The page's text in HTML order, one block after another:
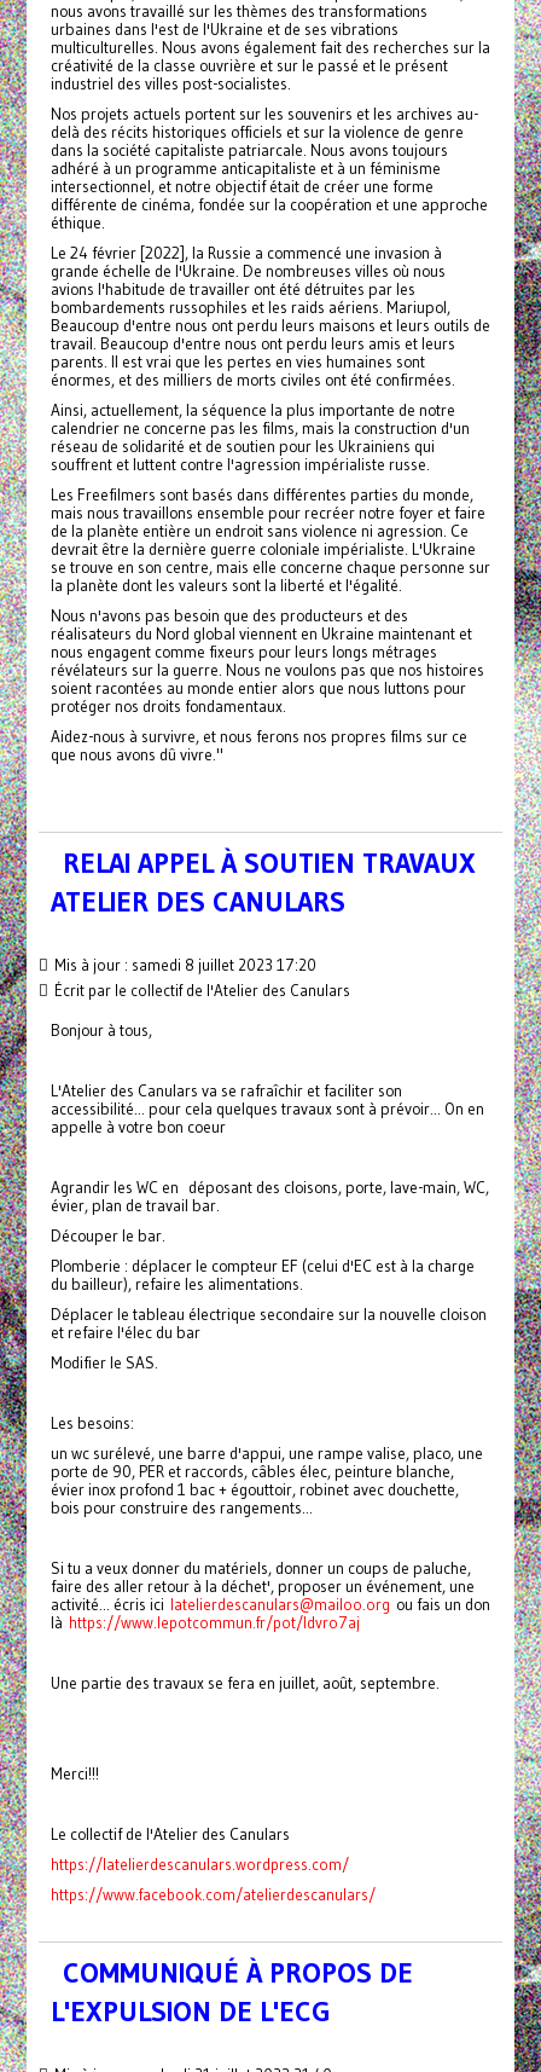
nous avons travaillé sur les thèmes des transformations
urbaines dans l'est de l'Ukraine et de ses vibrations
multiculturelles. Nous avons également fait des recherches sur la
créativité de la classe ouvrière et sur le passé et le présent
industriel des villes post-socialistes.
Nos projets actuels portent sur les souvenirs et les archives au-
delà des récits historiques officiels et sur la violence de genre
dans la société capitaliste patriarcale. Nous avons toujours
adhéré à un programme anticapitaliste et à un féminisme
intersectionnel, et notre objectif était de créer une forme
différente de cinéma, fondée sur la coopération et une approche
éthique.
Le 24 février [2022], la Russie a commencé une invasion à
grande échelle de l'Ukraine. De nombreuses villes où nous
avions l'habitude de travailler ont été détruites par les
bombardements russophiles et les raids aériens. Mariupol,
Beaucoup d'entre nous ont perdu leurs maisons et leurs outils de
travail. Beaucoup d'entre nous ont perdu leurs amis et leurs
parents. Il est vrai que les pertes en vies humaines sont
énormes, et des milliers de morts civiles ont été confirmées.
Ainsi, actuellement, la séquence la plus importante de notre
calendrier ne concerne pas les films, mais la construction d'un
réseau de solidarité et de soutien pour les Ukrainiens qui
souffrent et luttent contre l'agression impérialiste russe.
Les Freefilmers sont basés dans différentes parties du monde,
mais nous travaillons ensemble pour recréer notre foyer et faire
de la planète entière un endroit sans violence ni agression. Ce
devrait être la dernière guerre coloniale impérialiste. L'Ukraine
se trouve en son centre, mais elle concerne chaque personne sur
la planète dont les valeurs sont la liberté et l'égalité.
Nous n'avons pas besoin que des producteurs et des
réalisateurs du Nord global viennent en Ukraine maintenant et
nous engagent comme fixeurs pour leurs longs métrages
révélateurs sur la guerre. Nous ne voulons pas que nos histoires
soient racontées au monde entier alors que nous luttons pour
protéger nos droits fondamentaux.
Aidez-nous à survivre, et nous ferons nos propres films sur ce
que nous avons dû vivre."
RELAI APPEL À SOUTIEN TRAVAUX
ATELIER DES CANULARS
Mis à jour : samedi 8 juillet 2023 17:20
Écrit par le collectif de l'Atelier des Canulars
Bonjour à tous,
L'Atelier des Canulars va se rafraîchir et faciliter son
accessibilité... pour cela quelques travaux sont à prévoir... On en
appelle à votre bon coeur
Agrandir les WC en déposant des cloisons, porte, lave-main, WC,
évier, plan de travail bar.
Découper le bar.
Plomberie : déplacer le compteur EF (celui d'EC est à la charge
du bailleur), refaire les alimentations.
Déplacer le tableau électrique secondaire sur la nouvelle cloison
et refaire l'élec du bar
Modifier le SAS.
Les besoins:
un wc surélevé, une barre d'appui, une rampe valise, placo, une
porte de 90, PER et raccords, câbles élec, peinture blanche,
évier inox profond 1 bac + égouttoir, robinet avec douchette,
bois pour construire des rangements...
Si tu a veux donner du matériels, donner un coups de paluche,
faire des aller retour à la déchet', proposer un événement, une
activité... écris ici latelierdescanulars@mailoo.org ou fais un don
là https://www.lepotcommun.fr/pot/ldvro7aj
Une partie des travaux se fera en juillet, août, septembre.
Merci!!!
Le collectif de l'Atelier des Canulars
https://latelierdescanulars.wordpress.com/
https://www.facebook.com/atelierdescanulars/
COMMUNIQUÉ À PROPOS DE
L'EXPULSION DE L'ECG